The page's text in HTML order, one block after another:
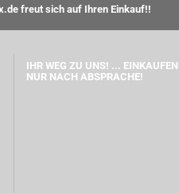
freut sich auf Ihren Einkauf!!
IHR WEG ZU UNS! ...
NUR NACH ABSPRACHE!